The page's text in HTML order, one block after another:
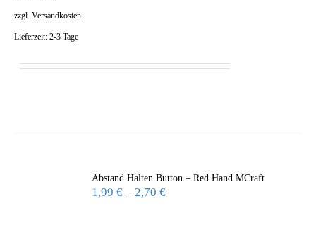
zzgl. Versandkosten
Lieferzeit: 2-3 Tage
Abstand Halten Button – Red Hand MCraft
1,99€ –2,70€